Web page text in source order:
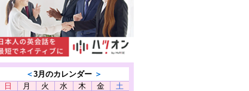
＜3月のカレンダー ＞
日
月 火 水 木 金
土